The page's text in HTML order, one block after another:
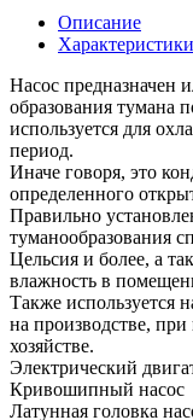
Описание
Характеристики
Насос предназначен
образования тумана
используется для
период.
Иначе говоря, это
определенного
Правильно
туманообразования
Цельсия и более, а
влажность в
Также используется
на производстве,
хозяйстве.
Электрический
Кривошипный насос
Латунная головка